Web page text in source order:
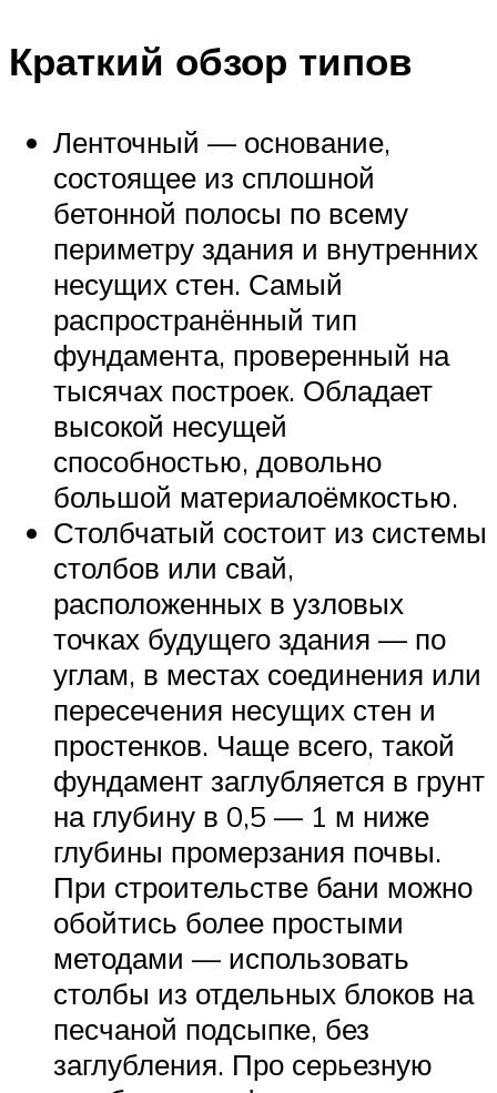
Краткий обзор типов
Ленточный — основание,
состоящее из сплошной
бетонной полосы по всему
периметру здания и внутренних
несущих стен. Самый
распространённый тип
фундамента, проверенный на
тысячах построек. Обладает
высокой несущей
способностью, довольно
большой материалоёмкостью.
Столбчатый состоит из системы
столбов или свай,
расположенных в узловых
точках будущего здания — по
углам, в местах соединения или
пересечения несущих стен и
простенков. Чаще всего, такой
фундамент заглубляется в грунт
на глубину в 0,5 — 1 м ниже
глубины промерзания почвы.
При строительстве бани можно
обойтись более простыми
методами — использовать
столбы из отдельных блоков на
песчаной подсыпке, без
заглубления. Про серьезную